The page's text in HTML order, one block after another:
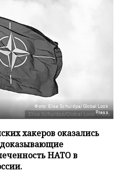
Фото: Elisa Schu/dpa/Global Look
Press
хакеров оказались
НАТО в